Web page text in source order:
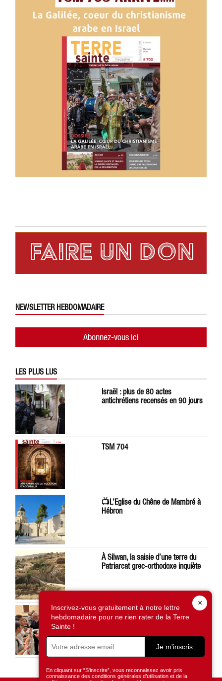
NEWSLETTER HEBDOMADAIRE
Abonnez-vous ici
LES PLUS LUS
Israël : plus de 80 actes
antichrétiens recensés en 90 jours
TSM 704
📺L’Eglise du Chêne de Mambré à
Hébron
À Silwan, la saisie d’une terre du
Patriarcat grec-orthodoxe inquiète
Léon XIV préoccupé par la situation
en Terre Sainte
×
Inscrivez-vous gratuitement à notre lettre
hebdomadaire pour ne rien rater de la Terre
Sainte !
Je m'inscris
En cliquant sur “S'inscrire”, vous reconnaissez avoir pris
connaissance des conditions générales d’utilisation et de la